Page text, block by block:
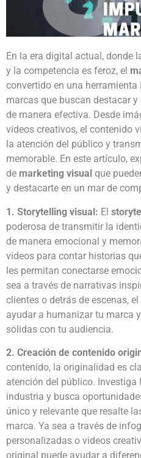
En la era digital actual, donde
y la competencia es feroz, el
convertido en una
marcas que buscan destacar
de manera efectiva. Desde
videos creativos, el contenido
la atención del público y
memorable. En este artículo,
de marketing visual que
y destacarte en un mar de
1. Storytelling visual: El
poderosa de transmitir la
de manera emocional y
videos para contar historias
les permitan conectarse
sea a través de narrativas
clientes o detrás de escenas, el
ayudar a humanizar tu marca
sólidas con tu audiencia.
2. Creación de contenido
contenido, la originalidad es
atención del público.
industria y busca
único y relevante que resalte
marca. Ya sea a través de
personalizadas o videos
original puede ayudar a